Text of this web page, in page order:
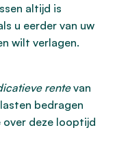
altijd is
u eerder van uw
wilt verlagen.
rentevan
bedragen
deze looptijd